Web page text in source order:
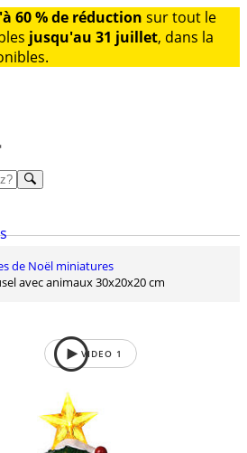
60 % de réduction sur tout le
jusqu'au 31 juillet, dans la
de Noël miniatures
avec animaux 30x20x20 cm
VIDEO 1